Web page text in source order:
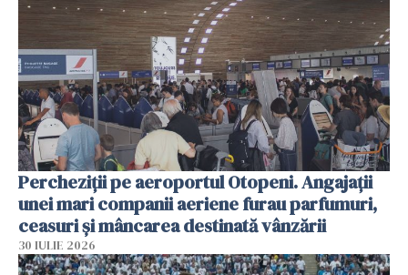
Percheziții pe aeroportul Otopeni. Angajații
unei mari companii aeriene furau parfumuri,
ceasuri și mâncarea destinată vânzării
30 IULIE 2026